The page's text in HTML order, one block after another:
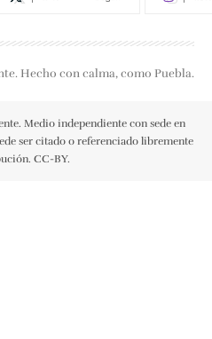
Hecho con calma, como Puebla.
Medio independiente con sede en
ser citado o referenciado libremente
CC-BY.